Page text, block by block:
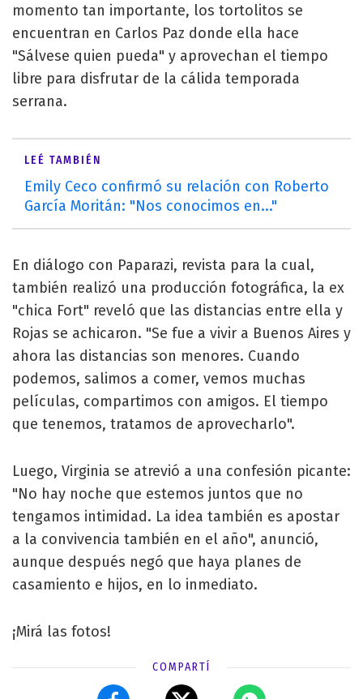
momento tan importante, los tortolitos se
encuentran en Carlos Paz donde ella hace
"Sálvese quien pueda" y aprovechan el tiempo
libre para disfrutar de la cálida temporada
serrana.
LEÉ TAMBIÉN
Emily Ceco confirmó su relación con Roberto
García Moritán: "Nos conocimos en..."
En diálogo con Paparazi, revista para la cual,
también realizó una producción fotográfica, la ex
"chica Fort" reveló que las distancias entre ella y
Rojas se achicaron. "Se fue a vivir a Buenos Aires y
ahora las distancias son menores. Cuando
podemos, salimos a comer, vemos muchas
películas, compartimos con amigos. El tiempo
que tenemos, tratamos de aprovecharlo".
Luego, Virginia se atrevió a una confesión picante:
"No hay noche que estemos juntos que no
tengamos intimidad. La idea también es apostar
a la convivencia también en el año", anunció,
aunque después negó que haya planes de
casamiento e hijos, en lo inmediato.
¡Mirá las fotos!
COMPARTÍ